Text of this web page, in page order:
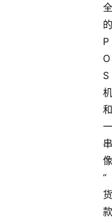
全
的
P
O
S
机
和
一
串
像
“
货
款